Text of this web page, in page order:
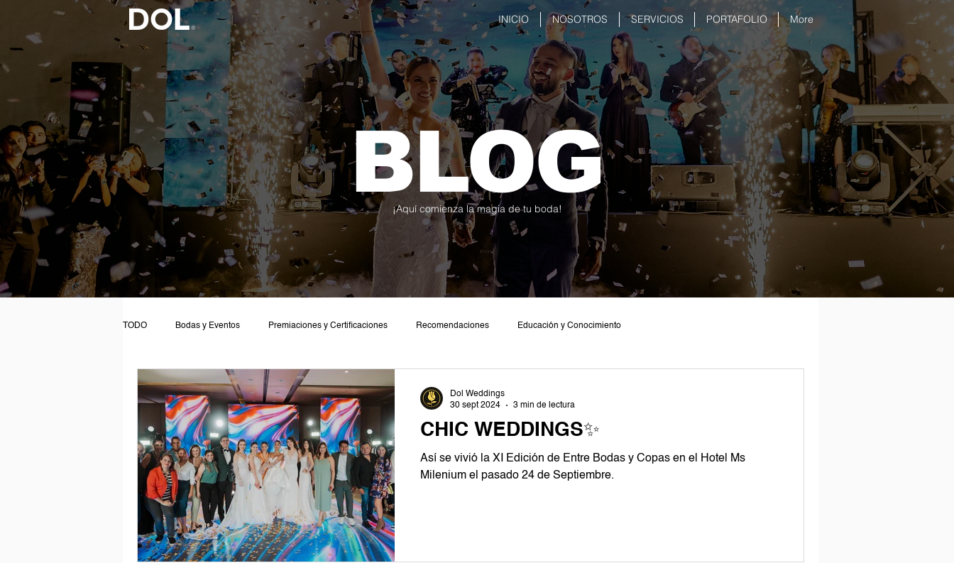
INICIO NOSOTROS SERVICIOS PORTAFOLIO More
BLOG
¡Aquí comienza la magia de tu boda!
TODO Bodas y Eventos Premiaciones y Certificaciones Recomendaciones Educación y Conocimiento
CHIC WEDDINGS✨
Así se vivió la XI Edición de Entre Bodas y Copas en el Hotel Ms
Milenium el pasado 24 de Septiembre.
Dol Weddings
30 sept 2024
3 min de lectura